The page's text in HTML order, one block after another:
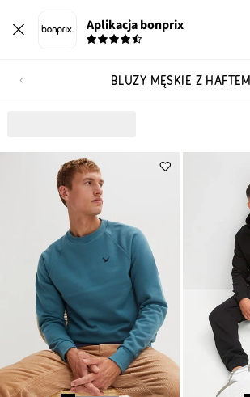
Aplikacja bonprix
BLUZY MĘSKIE Z HAFTEM